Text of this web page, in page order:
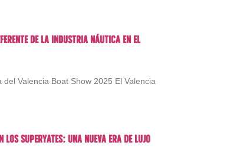
de la industria náutica en el
Valencia Boat Show 2025 El Valencia
los superyates: una nueva era de lujo